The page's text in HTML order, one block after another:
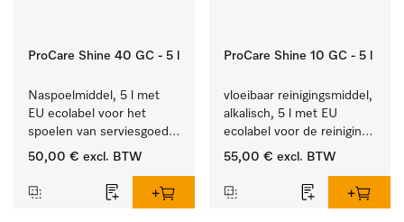
ProCare Shine 40 GC - 5 l
Naspoelmiddel, 5 l met
EU ecolabel voor het
spoelen van serviesgoed,
bestek en glazen.
50,00 € excl. BTW
ProCare Shine 10 GC - 5 l
vloeibaar reinigingsmiddel,
alkalisch, 5 l met EU
ecolabel voor de reiniging
van alledaags vuil op
glazen.
55,00 € excl. BTW